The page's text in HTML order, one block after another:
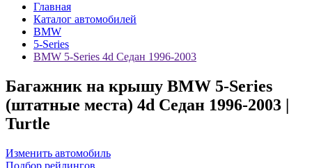
Главная
Каталог автомобилей
BMW
5-Series
BMW 5-Series 4d Седан 1996-2003
Багажник на крышу BMW 5-Series
(штатные места) 4d Седан 1996-2003 |
Turtle
Изменить автомобиль
Подбор рейлингов